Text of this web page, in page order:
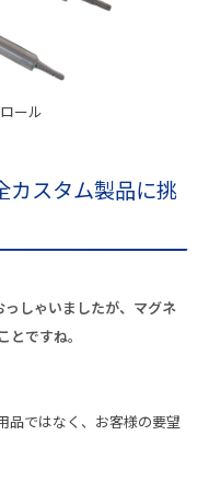
ール
カスタム製品に挑
しゃいましたが、マグネ
とですね。
品ではなく、お客様の要望